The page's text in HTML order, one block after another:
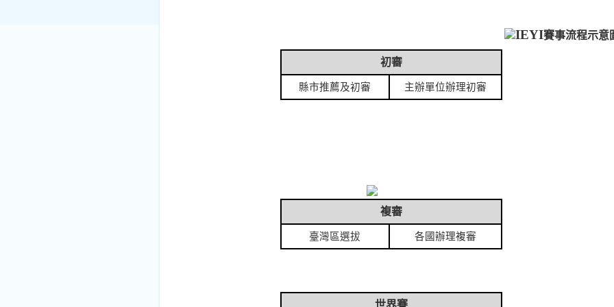
IEYI賽事流程示意
初審
縣市推薦及初審 主辦單位辦理初審
複審
臺灣區選拔 各國辦理複審